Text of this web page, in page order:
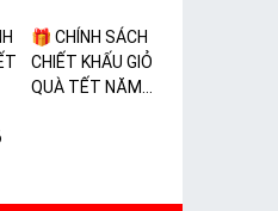
🎁 CHÍNH SÁCH
CHIẾT KHẤU GIỎ
QUÀ TẾT NĂM